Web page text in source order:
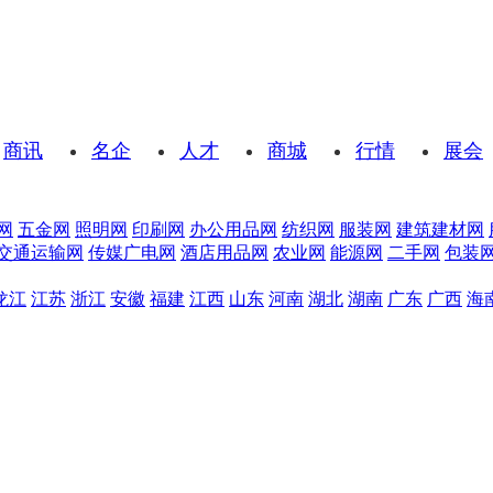
商讯 名企 人才 商城 行情 展会
五金网 照明网 印刷网 办公用品网 纺织网 服装网 建筑建材网
通运输网 传媒广电网 酒店用品网 农业网 能源网 二手网 包装
江 江苏 浙江 安徽 福建 江西 山东 河南 湖北 湖南 广东 广西 海